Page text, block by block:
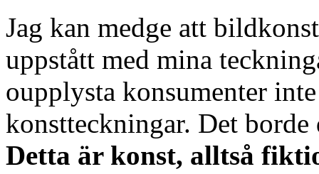
Jag kan medge att
uppstått med mina
oupplysta konsumenter
konstteckningar. Det
Detta är konst, alltså